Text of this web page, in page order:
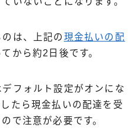
は、上記の 現金払いの配
から約2日後です。
フォルト設定がオンにな
たら現金払いの配達を受
で注意が必要です。